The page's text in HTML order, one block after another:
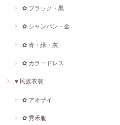
✿ ブラック・黒
✿ シャンパン・金
✿ 青・緑・灰
✿ カラードレス
♥ 民族衣装
✿ アオザイ
✿ 秀禾服